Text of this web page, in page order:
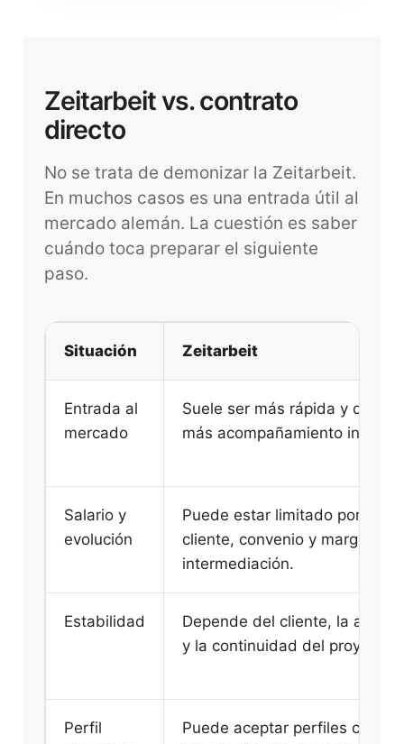
Zeitarbeit vs. contrato
directo
No se trata de demonizar la Zeitarbeit.
En muchos casos es una entrada útil al
mercado alemán. La cuestión es saber
cuándo toca preparar el siguiente
paso.
Situación Zeitarbeit
Entrada al
mercado
Suele ser más rápida y con
más acompañamiento inicial.
Salario y
evolución
Puede estar limitado por
cliente, convenio y margen de
intermediación.
Estabilidad
Depende del cliente, la
y la continuidad del proyecto.
Perfil
Puede aceptar perfiles con